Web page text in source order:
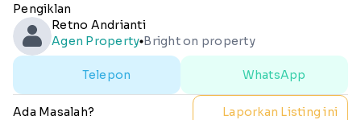
Pengiklan
Retno Andrianti
Agen Propertylens Bright on property
Telepon WhatsApp
Ada Masalah? Laporkan Listing ini